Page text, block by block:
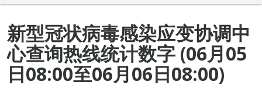
新型冠状病毒感染应变协调中
心查询热线统计数字 (06月05
日08:00至06月06日08:00)